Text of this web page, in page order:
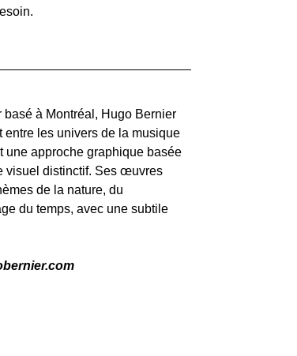
basé à Montréal, Hugo Bernier
les univers de la musique
une approche graphique basée
visuel distinctif. Ses œuvres
de la nature, du
du temps, avec une subtile